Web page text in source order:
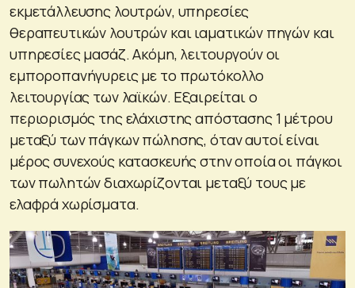
εκμετάλλευσης λουτρών, υπηρεσίες
θεραπευτικών λουτρών και ιαματικών πηγών και
υπηρεσίες μασάζ. Ακόμη, λειτουργούν οι
εμποροπανήγυρεις με το πρωτόκολλο
λειτουργίας των λαϊκών. Εξαιρείται ο
περιορισμός της ελάχιστης απόστασης 1 μέτρου
μεταξύ των πάγκων πώλησης, όταν αυτοί είναι
μέρος συνεχούς κατασκευής στην οποία οι πάγκοι
των πωλητών διαχωρίζονται μεταξύ τους με
ελαφρά χωρίσματα.